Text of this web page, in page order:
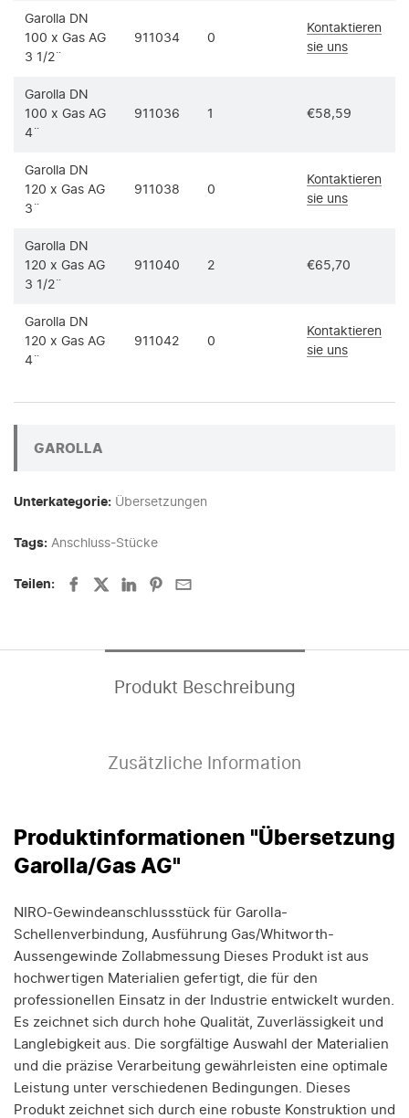
Garolla DN
100 x Gas AG
3 1/2¨
911034 0
Kontaktieren
sie uns
Garolla DN
100 x Gas AG
4¨
911036 1 €58,59
Garolla DN
120 x Gas AG
3¨
911038 0
Kontaktieren
sie uns
Garolla DN
120 x Gas AG
3 1/2¨
911040 2 €65,70
Garolla DN
120 x Gas AG
4¨
911042 0
Kontaktieren
sie uns
GAROLLA
Unterkategorie: Übersetzungen
Tags: Anschluss-Stücke
Teilen:
Produkt Beschreibung
Zusätzliche Information
Produktinformationen "Übersetzung
Garolla/Gas AG"
NIRO-Gewindeanschlussstück für Garolla-
Schellenverbindung, Ausführung Gas/Whitworth-
Aussengewinde Zollabmessung Dieses Produkt ist aus
hochwertigen Materialien gefertigt, die für den
professionellen Einsatz in der Industrie entwickelt wurden.
Es zeichnet sich durch hohe Qualität, Zuverlässigkeit und
Langlebigkeit aus. Die sorgfältige Auswahl der Materialien
und die präzise Verarbeitung gewährleisten eine optimale
Leistung unter verschiedenen Bedingungen. Dieses
Produkt zeichnet sich durch eine robuste Konstruktion und